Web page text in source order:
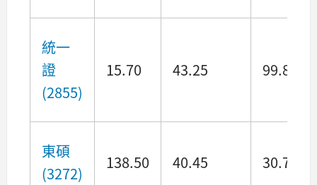
統一
證
(2855)
15.70 43.25 99.88
東碩
(3272)
138.50 40.45 30.75